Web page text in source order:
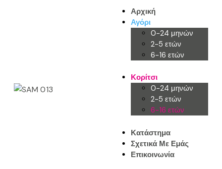
Αρχική
Αγόρι
0-24 μηνών
2-5 ετών
6-16 ετών
Κορίτσι
0-24 μηνών
2-5 ετών
6-16 ετών
Κατάστημα
Σχετικά Με Εμάς
Επικοινωνία